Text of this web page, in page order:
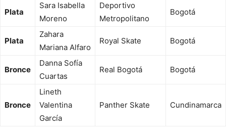
Plata
Sara Isabella
Moreno
Deportivo
Metropolitano
Bogotá
Plata
Zahara
Mariana Alfaro
Royal Skate Bogotá
Bronce
Danna Sofía
Cuartas
Real Bogotá Bogotá
Bronce
Lineth
Valentina
García
Panther Skate Cundinamarca